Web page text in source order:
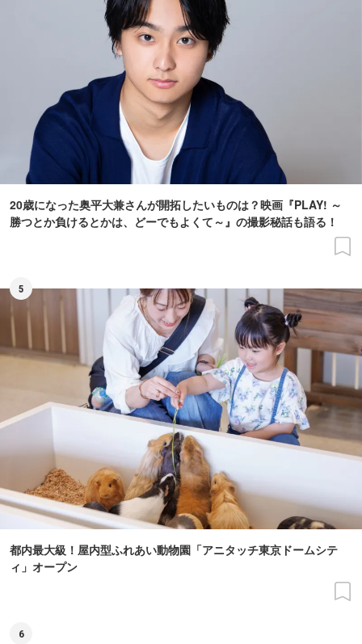
20歳になった奥平大兼さんが開拓したいものは？映画『PLAY! ～
勝つとか負けるとかは、どーでもよくて～』の撮影秘話も語る！
5
都内最大級！屋内型ふれあい動物園「アニタッチ東京ドームシテ
ィ」オープン
6